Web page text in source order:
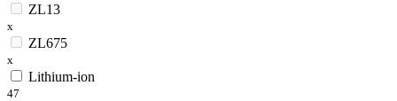
ZL13
x
ZL675
x
Lithium-ion
47